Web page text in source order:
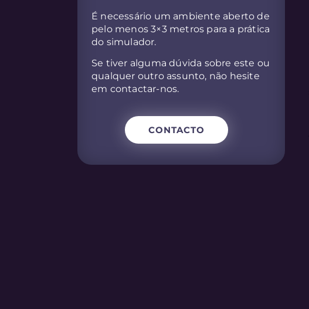
É necessário um ambiente aberto de
pelo menos 3×3 metros para a prática
do simulador.
Se tiver alguma dúvida sobre este ou
qualquer outro assunto, não hesite
em contactar-nos.
CONTACTO